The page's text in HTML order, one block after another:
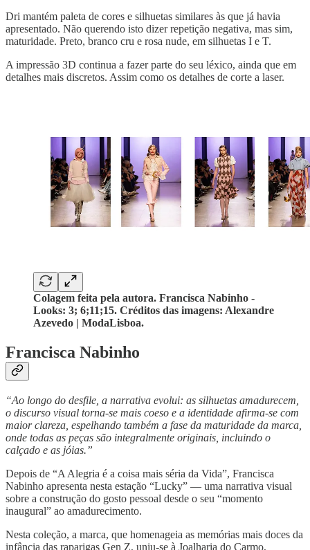
Dri mantém paleta de cores e silhuetas similares às que já havia
apresentado. Não querendo isto dizer repetição negativa, mas sim,
maturidade. Preto, branco cru e rosa nude, em silhuetas I e T.
A impressão 3D continua a fazer parte do seu léxico, ainda que em
detalhes mais discretos. Assim como os detalhes de corte a laser.
Colagem feita pela autora. Francisca Nabinho -
Looks: 3; 6;11;15. Créditos das imagens: Alexandre
Azevedo | ModaLisboa.
Francisca Nabinho
“Ao longo do desfile, a narrativa evolui: as silhuetas amadurecem,
o discurso visual torna-se mais coeso e a identidade afirma-se com
maior clareza, espelhando também a fase da maturidade da marca,
onde todas as peças são integralmente originais, incluindo o
calçado e as jóias.”
Depois de “A Alegria é a coisa mais séria da Vida”, Francisca
Nabinho apresenta nesta estação “Lucky” — uma narrativa visual
sobre a construção do gosto pessoal desde o seu “momento
inaugural” ao amadurecimento.
Nesta coleção, a marca, que homenageia as memórias mais doces da
infância das raparigas Gen Z, uniu-se à Joalharia do Carmo,